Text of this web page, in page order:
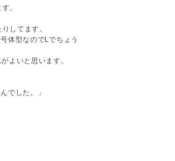
。
してます。
体型なのでLでちょう
よいと思います。
でした。」